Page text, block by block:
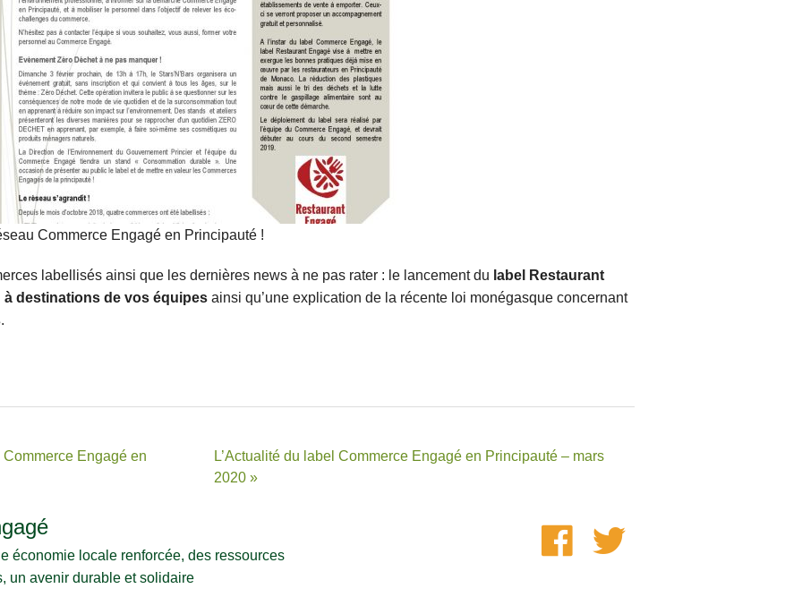
Commerce Engagé en Principauté !
labellisés ainsi que les dernières news à ne pas rater : le lancement du label Restaurant
à destinations de vos équipes ainsi qu’une explication de la récente loi monégasque concernant
.
Engagé en
L’Actualité du label Commerce Engagé en Principauté – mars
2020 »
économie locale renforcée, des ressources
un avenir durable et solidaire